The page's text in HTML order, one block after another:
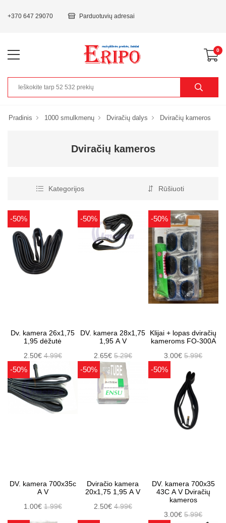
+370 647 29070 Parduotuvių adresai
0
Pradinis 1000 smulkmenų Dviračių dalys Dviračių kameros
Dviračių kameros
Kategorijos Rūšiuoti
-50%
Dv. kamera 26x1,75
1,95 dėžutė
2.50€4.99€
-50%
DV. kamera 28x1,75
1,95 A V
2.65€ 5.29€
-50%
Klijai + lopas dviračių
kameroms FO-300A
3.00€5.99€
-50%
DV. kamera 700x35c
A V
1.00€1.99€
-50%
Dviračio kamera
20x1,75 1,95 A V
2.50€ 4.99€
-50%
DV. kamera 700x35
43C A V Dviračių
kameros
3.00€5.99€